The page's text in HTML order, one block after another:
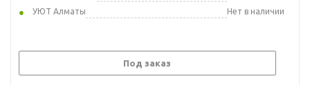
УЮТ Алматы
Нет в наличии
Под заказ